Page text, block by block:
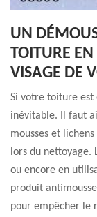
UN
TOITURE
VISAGE DE
Si votre toiture est
inévitable. Il faut
mousses et
lors du nettoyage.
ou encore en
produit
pour empêcher le